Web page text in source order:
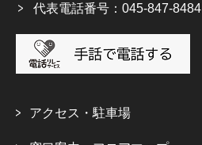
代表電話番号：045-847-8484
アクセス・駐車場